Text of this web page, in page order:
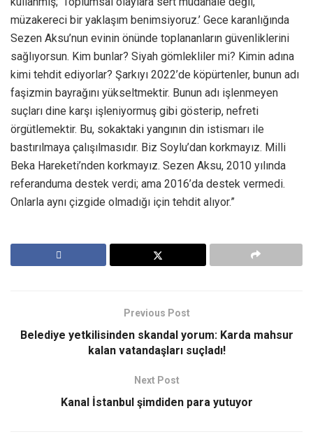
müzakereci bir yaklaşım benimsiyoruz.’ Gece karanlığında
Sezen Aksu’nun evinin önünde toplananların güvenliklerini
sağlıyorsun. Kim bunlar? Siyah gömlekliler mi? Kimin adına
kimi tehdit ediyorlar? Şarkıyı 2022’de köpürtenler, bunun adı
faşizmin bayrağını yükseltmektir. Bunun adı işlenmeyen
suçları dine karşı işleniyormuş gibi gösterip, nefreti
örgütlemektir. Bu, sokaktaki yangının din istismarı ile
bastırılmaya çalışılmasıdır. Biz Soylu’dan korkmayız. Milli
Beka Hareketi’nden korkmayız. Sezen Aksu, 2010 yılında
referanduma destek verdi; ama 2016’da destek vermedi.
Onlarla aynı çizgide olmadığı için tehdit alıyor.”
Previous Post
Belediye yetkilisinden skandal yorum: Karda mahsur
kalan vatandaşları suçladı!
Next Post
Kanal İstanbul şimdiden para yutuyor